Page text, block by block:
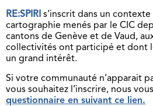
RE:SPIRI s’inscrit dans un
cartographie menés par le CIC
cantons de Genève et de Vaud,
collectivités ont participé et dont
un grand intérêt.
Si votre communauté n’apparait
vous souhaitez l’inscrire, nous
questionnaire en suivant ce lien.